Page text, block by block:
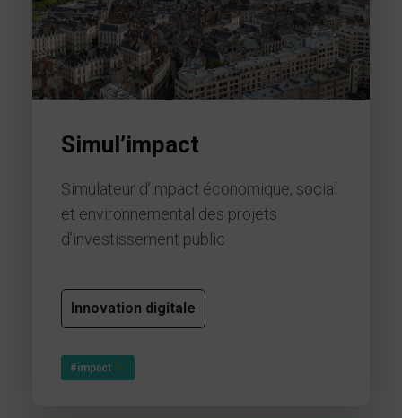
Simul’impact
Simulateur d’impact économique, social
et environnemental des projets
d’investissement public
Innovation digitale
#impact